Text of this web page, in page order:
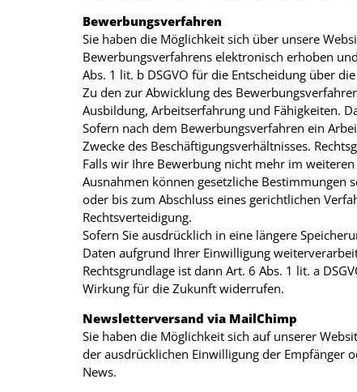
Bewerbungsverfahren
Sie haben die Möglichkeit sich über unsere
Bewerbungsverfahrens elektronisch erhoben
Abs. 1 lit. b DSGVO für die Entscheidung über
Zu den zur Abwicklung des
Ausbildung, Arbeitserfahrung und Fähigkeiten.
Sofern nach dem Bewerbungsverfahren ein
Zwecke des Beschäftigungsverhältnisses.
Falls wir Ihre Bewerbung nicht mehr im
Ausnahmen können gesetzliche Bestimmungen
oder bis zum Abschluss eines gerichtlichen
Rechtsverteidigung.
Sofern Sie ausdrücklich in eine längere
Daten aufgrund Ihrer Einwilligung
Rechtsgrundlage ist dann Art. 6 Abs. 1 lit. a
Wirkung für die Zukunft widerrufen.
Newsletterversand via MailChimp
Sie haben die Möglichkeit sich auf unserer
der ausdrücklichen Einwilligung der Empfänger
News.